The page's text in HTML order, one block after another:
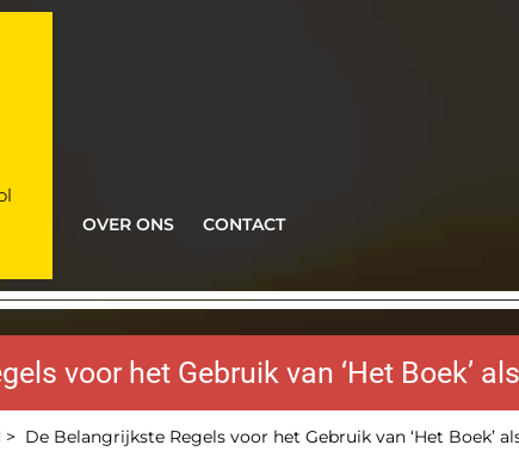
OVER ONS CONTACT
voor het Gebruik van ‘Het Boek’
> De Belangrijkste Regels voor het Gebruik van ‘Het Boek’